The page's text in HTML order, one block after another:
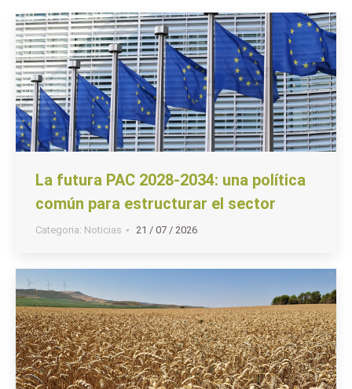
La futura PAC 2028-2034: una política
común para estructurar el sector
Categoria: Noticias 21 / 07 / 2026